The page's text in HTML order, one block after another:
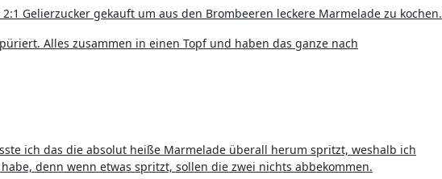
Gelierzucker gekauft um aus den Brombeeren leckere Marmelade zu kochen.
Alles zusammen in einen Topf und haben das ganze nach
ich das die absolut heiße Marmelade überall herum spritzt, weshalb ich
denn wenn etwas spritzt, sollen die zwei nichts abbekommen.